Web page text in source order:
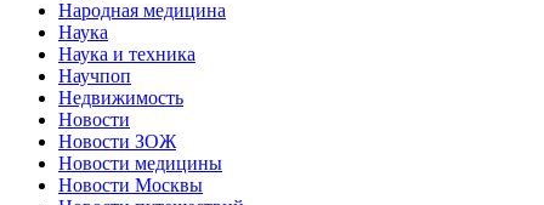
Народная медицина
Наука
Наука и техника
Научпоп
Недвижимость
Новости
Новости ЗОЖ
Новости медицины
Новости Москвы